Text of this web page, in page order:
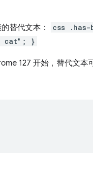
替代文本：
css .has-
cat"; }
127 开始，替代文本